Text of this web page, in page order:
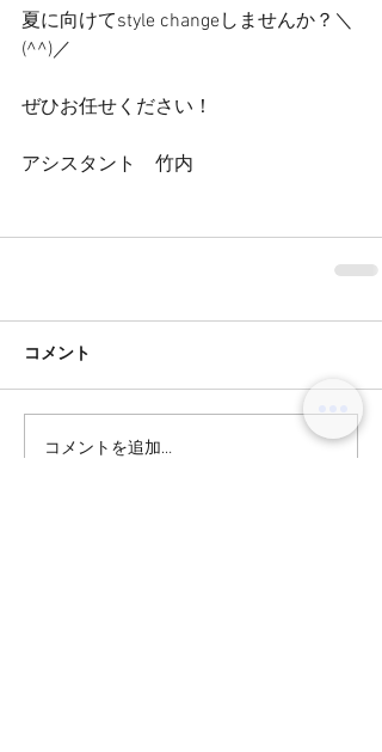
夏に向けてstyle changeしませんか？＼
(^^)／
ぜひお任せください！
アシスタント　竹内
コメント
コメントを追加…